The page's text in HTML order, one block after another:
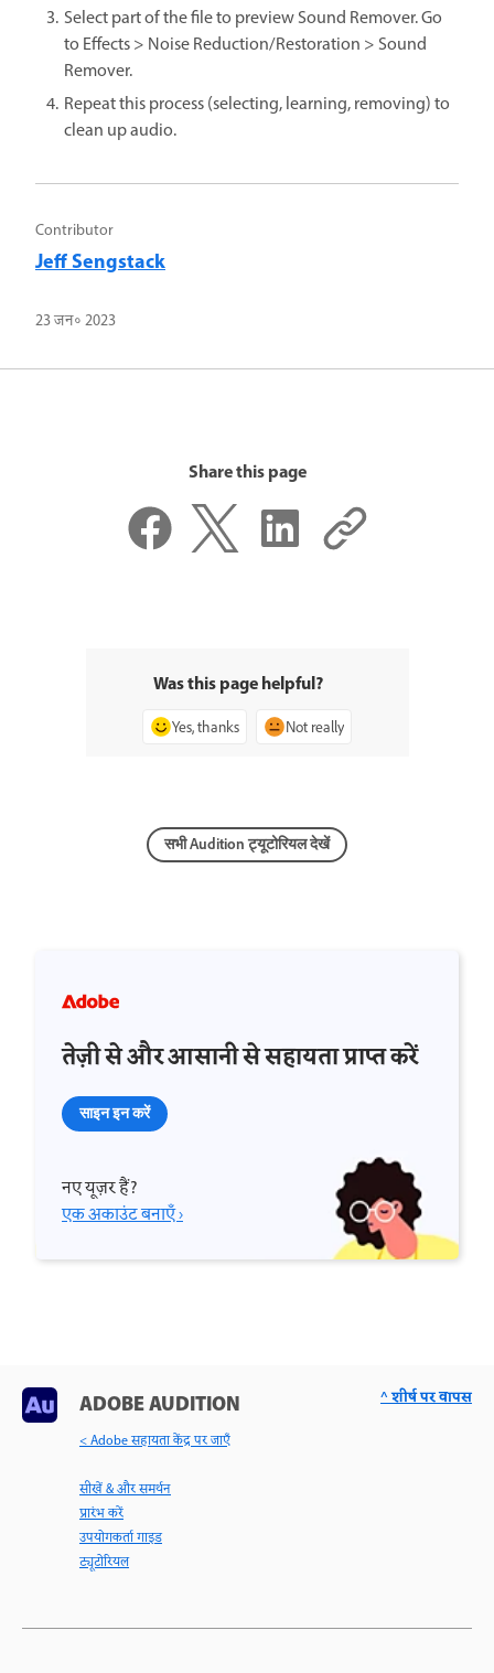
Select part of the file to preview Sound Remover. Go
to Effects > Noise Reduction/Restoration > Sound
Remover.
Repeat this process (selecting, learning, removing) to
clean up audio.
Contributor
Jeff Sengstack
23 जन॰ 2023
Share this page
Was this page helpful?
Yes, thanks Not really
सभी Audition ट्यूटोरियल देखें
तेज़ी से और आसानी से सहायता प्राप्त करें
साइन इन करें
नए यूज़र हैं?
एक अकाउंट बनाएँ ›
ADOBE AUDITION
< Adobe सहायता केंद्र पर जाएँ
सीखें & और समर्थन
प्रारंभ करें
उपयोगकर्ता गाइड
ट्यूटोरियल
^ शीर्ष पर वापस